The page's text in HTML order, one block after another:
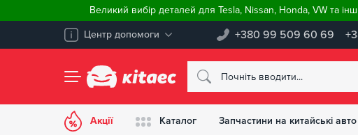
Великий вибір деталей для Tesla, Nissan, Honda, VW та
Центр допомоги +380 99 509 60 69
Акції Каталог Запчастини на китайські авто